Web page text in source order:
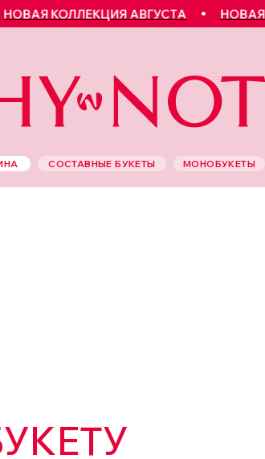
КОЛЛЕКЦИЯ АВГУСТА НОВАЯ
МОНОБУКЕТЫ
СОСТАВНЫЕ БУКЕТЫ